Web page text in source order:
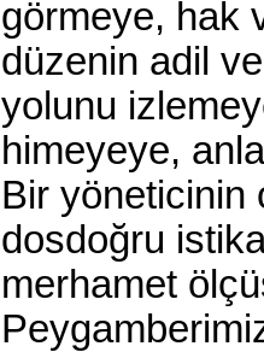
görmeye, hak
düzenin adil
yolunu
himeyeye,
Bir yöneticinin
dosdoğru
merhamet